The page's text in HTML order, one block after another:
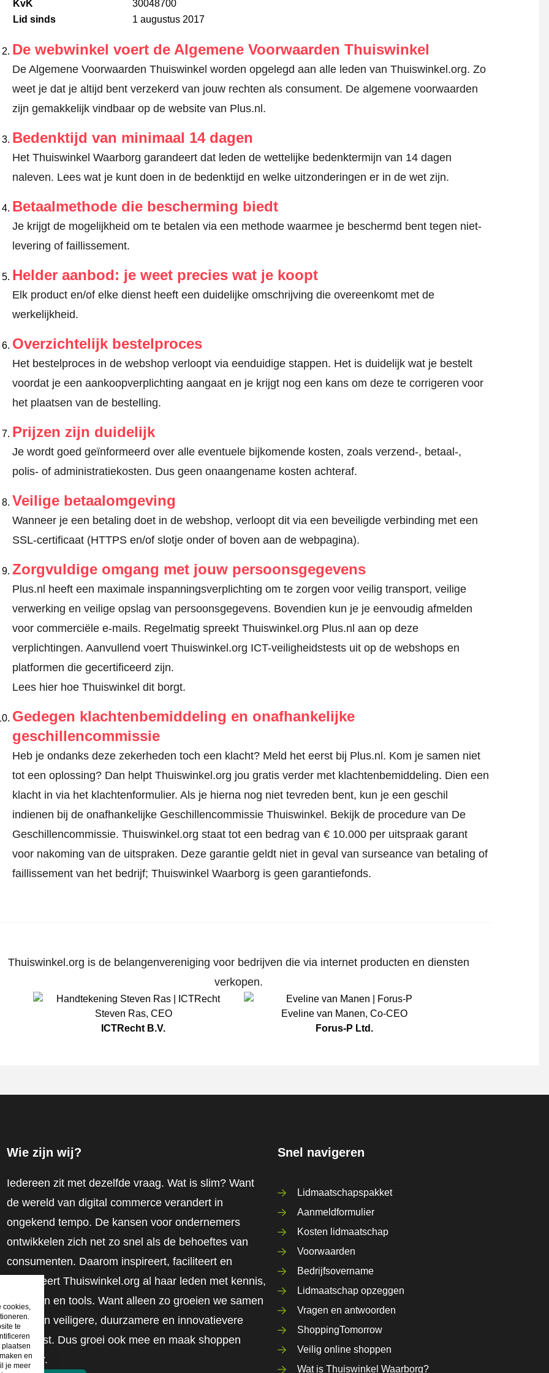
KvK
30048700
Lid sinds
1 augustus 2017
De webwinkel voert de Algemene Voorwaarden Thuiswinkel
De Algemene Voorwaarden Thuiswinkel worden opgelegd aan alle leden van Thuiswinkel.org. Zo
weet je dat je altijd bent verzekerd van jouw rechten als consument. De algemene voorwaarden
zijn gemakkelijk vindbaar op de website van Plus.nl.
Bedenktijd van minimaal 14 dagen
Het Thuiswinkel Waarborg garandeert dat leden de wettelijke bedenktermijn van 14 dagen
naleven. Lees wat je kunt doen in de bedenktijd en welke uitzonderingen er in de wet zijn.
Betaalmethode die bescherming biedt
Je krijgt de mogelijkheid om te betalen via een methode waarmee je beschermd bent tegen niet-
levering of faillissement.
Helder aanbod: je weet precies wat je koopt
Elk product en/of elke dienst heeft een duidelijke omschrijving die overeenkomt met de
werkelijkheid.
Overzichtelijk bestelproces
Het bestelproces in de webshop verloopt via eenduidige stappen. Het is duidelijk wat je bestelt
voordat je een aankoopverplichting aangaat en je krijgt nog een kans om deze te corrigeren voor
het plaatsen van de bestelling.
Prijzen zijn duidelijk
Je wordt goed geïnformeerd over alle eventuele bijkomende kosten, zoals verzend-, betaal-,
polis- of administratiekosten. Dus geen onaangename kosten achteraf.
Veilige betaalomgeving
Wanneer je een betaling doet in de webshop, verloopt dit via een beveiligde verbinding met een
SSL-certificaat (HTTPS en/of slotje onder of boven aan de webpagina).
Zorgvuldige omgang met jouw persoonsgegevens
Plus.nl heeft een maximale inspanningsverplichting om te zorgen voor veilig transport, veilige
verwerking en veilige opslag van persoonsgegevens. Bovendien kun je je eenvoudig afmelden
voor commerciële e-mails. Regelmatig spreekt Thuiswinkel.org Plus.nl aan op deze
verplichtingen. Aanvullend voert Thuiswinkel.org ICT-veiligheidstests uit op de webshops en
platformen die gecertificeerd zijn.
Lees hier hoe Thuiswinkel dit borgt.
Gedegen klachtenbemiddeling en onafhankelijke
geschillencommissie
Heb je ondanks deze zekerheden toch een klacht? Meld het eerst bij Plus.nl. Kom je samen niet
tot een oplossing? Dan helpt Thuiswinkel.org jou gratis verder met klachtenbemiddeling. Dien een
klacht in via het klachtenformulier. Als je hierna nog niet tevreden bent, kun je een geschil
indienen bij de onafhankelijke Geschillencommissie Thuiswinkel. Bekijk de procedure van De
Geschillencommissie. Thuiswinkel.org staat tot een bedrag van € 10.000 per uitspraak garant
voor nakoming van de uitspraken. Deze garantie geldt niet in geval van surseance van betaling of
faillissement van het bedrijf; Thuiswinkel Waarborg is geen garantiefonds.
Thuiswinkel.org is de belangenvereniging voor bedrijven die via internet producten en diensten
verkopen.
Steven Ras, CEO
ICTRecht B.V.
Eveline van Manen, Co-CEO
Forus-P Ltd.
Wie zijn wij?
Iedereen zit met dezelfde vraag. Wat is slim? Want
de wereld van digital commerce verandert in
ongekend tempo. De kansen voor ondernemers
ontwikkelen zich net zo snel als de behoeftes van
consumenten. Daarom inspireert, faciliteert en
mobiliseert Thuiswinkel.org al haar leden met kennis,
inzichten en tools. Want alleen zo groeien we samen
naar een veiligere, duurzamere en innovatievere
toekomst. Dus groei ook mee en maak shoppen
slimmer.
Snel navigeren
Lidmaatschapspakket
Aanmeldformulier
Kosten lidmaatschap
Voorwaarden
Bedrijfsovername
Lidmaatschap opzeggen
Vragen en antwoorden
ShoppingTomorrow
Veilig online shoppen
Wat is Thuiswinkel Waarborg?
cookies,
te
plaatsen
en
je meer